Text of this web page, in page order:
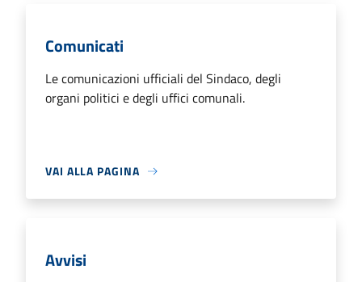
Comunicati
Le comunicazioni ufficiali del Sindaco, degli
organi politici e degli uffici comunali.
VAI ALLA PAGINA
Avvisi